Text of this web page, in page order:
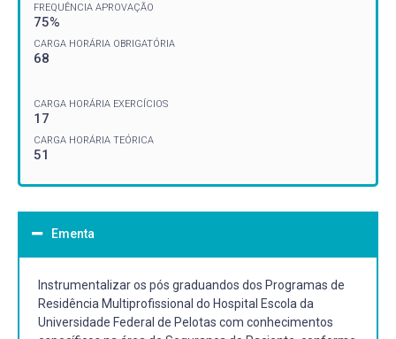
FREQUÊNCIA APROVAÇÃO
75%
CARGA HORÁRIA OBRIGATÓRIA
68
CARGA HORÁRIA EXERCÍCIOS
17
CARGA HORÁRIA TEÓRICA
51
Ementa
Instrumentalizar os pós graduandos dos Programas de
Residência Multiprofissional do Hospital Escola da
Universidade Federal de Pelotas com conhecimentos